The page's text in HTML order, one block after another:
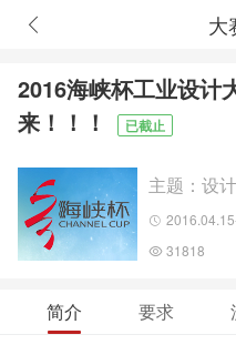
大
2016海峡杯工业设计
来！！！
已截止
主题：设
31818
简介 要求